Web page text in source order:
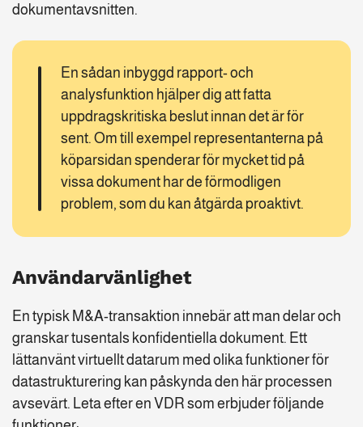
dokumentavsnitten.
En sådan inbyggd rapport- och
analysfunktion hjälper dig att fatta
uppdragskritiska beslut innan det är för
sent. Om till exempel representanterna på
köparsidan spenderar för mycket tid på
vissa dokument har de förmodligen
problem, som du kan åtgärda proaktivt.
Användarvänlighet
En typisk M&A-transaktion innebär att man delar och
granskar tusentals konfidentiella dokument. Ett
lättanvänt virtuellt datarum med olika funktioner för
datastrukturering kan påskynda den här processen
avsevärt. Leta efter en VDR som erbjuder följande